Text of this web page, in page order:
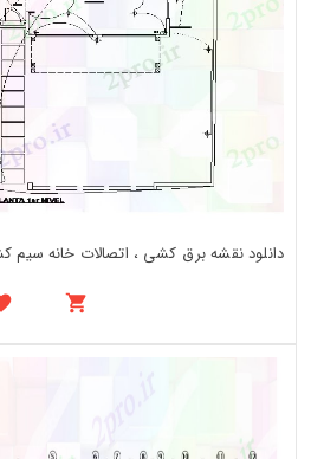
دانلود نقشه برق کشی ، اتصالات خانه سیم کشی